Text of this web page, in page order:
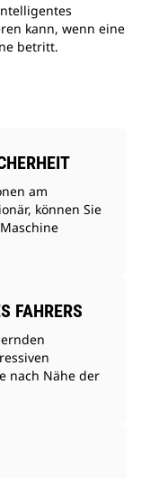
kann, wenn eine
betritt.
am
können Sie
FAHRERS
nach Nähe der